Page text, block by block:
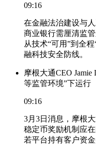
09:16
在金融法治建设与
商业银行需厘清监
从技术“可用”到全
融科技安全防线。
摩根大通CEO
等监管环境”下运行
09:16
3月3日消息，摩根大
稳定币奖励机制应
若平台持有客户资